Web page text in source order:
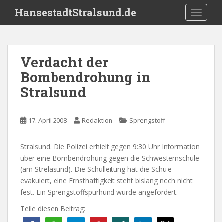
i
HansestadtStralsund.de
Verdacht der
Bombendrohung in
Stralsund
17. April 2008 Redaktion Sprengstoff
Stralsund. Die Polizei erhielt gegen 9:30 Uhr Information
über eine Bombendrohung gegen die Schwesternschule
(am Strelasund). Die Schulleitung hat die Schule
evakuiert, eine Ernsthaftigkeit steht bislang noch nicht
fest. Ein Sprengstoffspürhund wurde angefordert.
Teile diesen Beitrag: